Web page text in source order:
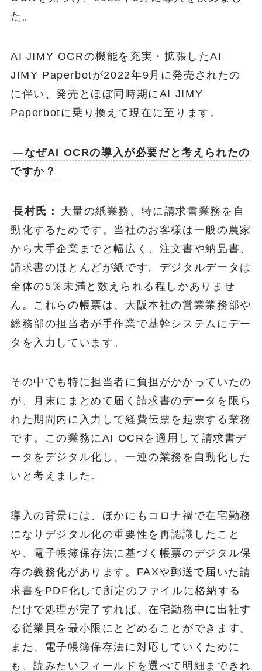
た。
AI JIMY OCRの機能を充実・拡張したAI
JIMY Paperbotが2022年9月に発売されたの
に伴い、発売とほぼ同時期にAI JIMY
Paperbotに乗り換えて現在に至ります。
―なぜAI OCRの導入が必要だと考えられたの
ですか？
長村氏：
大量の紙業務、特に請求書業務を自
動化するためです。当社のお客様は一般の農家
から大手企業までと幅広く、注文書や納品書、
請求書のほとんどが紙です。デジタルデータは
全体の5％未満と数えられる程しかありませ
ん。これらの帳票は、大阪本社の営業業務部や
総務部の担当者が手作業で基幹システムにデー
タを入力しています。
その中でも特に担当者に負担がかかっていたの
が、月末にまとめて届く請求書のデータを限ら
れた期間内に入力して経費伝票を起票する業務
です。この業務にAI OCRを適用して請求書デ
ータをデジタル化し、一連の業務を自動化した
いと考えました。
導入の背景には、ほかにもコロナ禍で在宅勤務
になりデジタル化の重要性を再認識したこと
や、電子帳簿保存法に基づく帳票のデジタル保
存の義務化があります。FAXや郵送で届いた請
求書をPDF化して所定のファイルに格納する
だけで処理が完了すれば、在宅勤務中に出社す
る従業員を最小限にとどめることができます。
また、電子帳簿保存法に対応していくために
も、読みたいフィールドを選べて明細まできれ